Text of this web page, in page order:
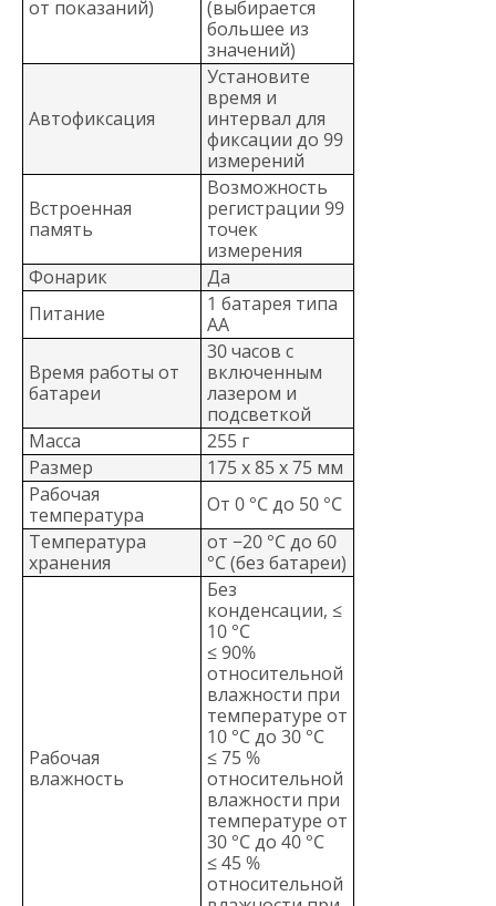
от показаний)
(выбирается
большее из
значений)
Автофиксация
Установите
время и
интервал для
фиксации до 99
измерений
Встроенная
память
Возможность
регистрации 99
точек
измерения
Фонарик
Да
Питание
1 батарея типа
АА
Время работы от
батареи
30 часов с
включенным
лазером и
подсветкой
Масса
255 г
Размер
175 x 85 x 75 мм
Рабочая
температура
От 0 °C до 50 °C
Температура
хранения
от −20 °C до 60
°C (без батареи)
Рабочая
влажность
Без
конденсации, ≤
10 °C
≤ 90%
относительной
влажности при
температуре от
10 °C до 30 °C
≤ 75 %
относительной
влажности при
температуре от
30 °C до 40 °C
≤ 45 %
относительной